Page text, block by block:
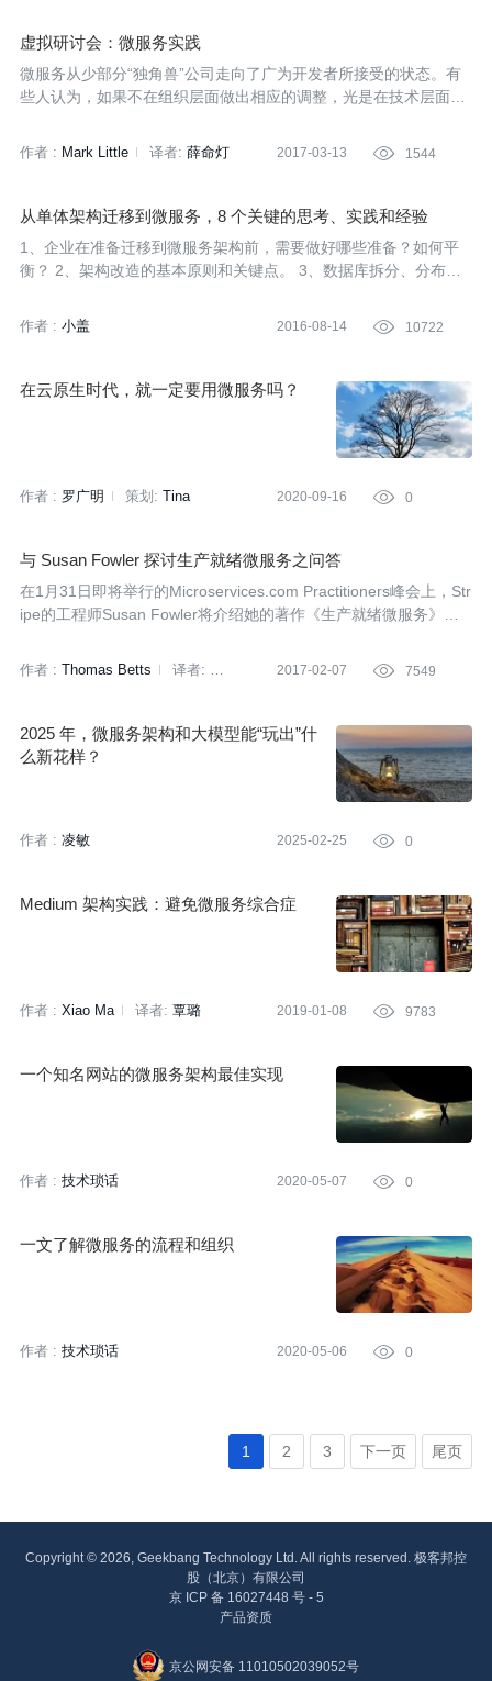
虚拟研讨会：微服务实践
微服务从少部分“独角兽”公司走向了广为开发者所接受的状态。有
些人认为，如果不在组织层面做出相应的调整，光是在技术层面采
服务各方面的情况进行了探讨。
作者 : Mark Little 译者: 薛命灯 2017-03-13  1544
从单体架构迁移到微服务，8 个关键的思考、实践和经验
1、企业在准备迁移到微服务架构前，需要做好哪些准备？如何平
衡？ 2、架构改造的基本原则和关键点。 3、数据库拆分、分布式
作者 : 小盖 2016-08-14  10722
在云原生时代，就一定要用微服务吗？
作者 : 罗广明 策划: Tina 2020-09-16  0
与 Susan Fowler 探讨生产就绪微服务之问答
在1月31日即将举行的Microservices.com Practitioners峰会上，Str
ipe的工程师Susan Fowler将介绍她的著作《生产就绪微服务》的
的技术、业务和文化挑战。
作者 : Thomas Betts
译者:
2017-02-07  7549
2025 年，微服务架构和大模型能“玩出”什
么新花样？
作者 : 凌敏 2025-02-25  0
Medium 架构实践：避免微服务综合症
作者 : Xiao Ma 译者: 覃璐 2019-01-08  9783
一个知名网站的微服务架构最佳实现
作者 : 技术琐话 2020-05-07  0
一文了解微服务的流程和组织
作者 : 技术琐话 2020-05-06  0
1 2 3 下一页 尾页
Copyright © 2026, Geekbang Technology Ltd. All rights reserved. 极客邦控
股（北京）有限公司
京 ICP 备 16027448 号 - 5
产品资质
京公网安备 11010502039052号